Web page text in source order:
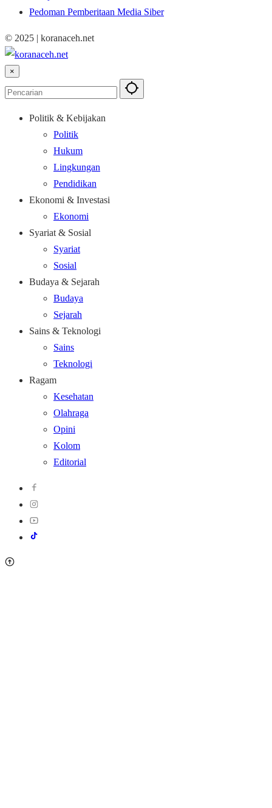
Pedoman Pemberitaan Media Siber
© 2025 | koranaceh.net
×
Politik & Kebijakan
Politik
Hukum
Lingkungan
Pendidikan
Ekonomi & Investasi
Ekonomi
Syariat & Sosial
Syariat
Sosial
Budaya & Sejarah
Budaya
Sejarah
Sains & Teknologi
Sains
Teknologi
Ragam
Kesehatan
Olahraga
Opini
Kolom
Editorial